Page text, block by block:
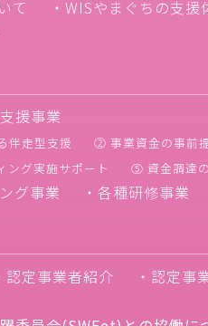
て
・WISやまぐちの支援
援事業
伴走型支援 ② 事業資金の事前
グ実施サポート
⑤ 資金調達
グ事業 ・各種研修事業
認定事業者紹介 ・認定事